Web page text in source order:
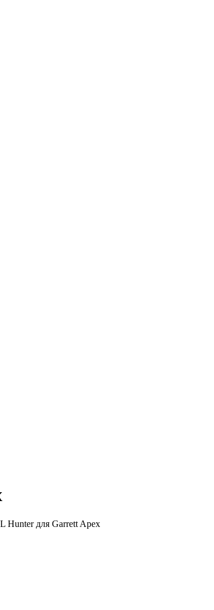
Hunter для Garrett Apex